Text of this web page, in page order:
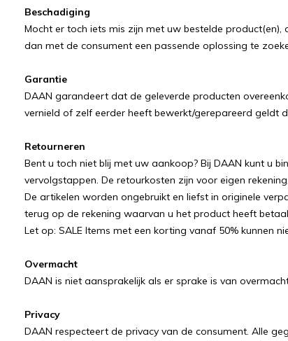
Beschadiging
Mocht er toch iets mis zijn met uw bestelde
dan met de consument een passende oplossing te
Garantie
DAAN garandeert dat de geleverde producten
vernield of zelf eerder heeft bewerkt/gerepareerd geldt
Retourneren
Bent u toch niet blij met uw aankoop? Bij DAAN kunt u
vervolgstappen. De retourkosten zijn voor eigen
De artikelen worden ongebruikt en liefst in originele
terug op de rekening waarvan u het product heeft
Let op: SALE Items met een korting vanaf 50% kunnen
Overmacht
DAAN is niet aansprakelijk als er sprake is van
Privacy
DAAN respecteert de privacy van de consument. Alle